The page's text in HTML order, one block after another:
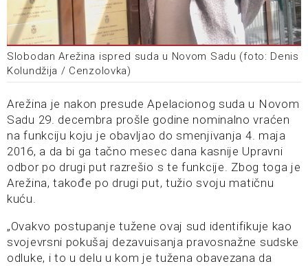
Slobodan Arežina ispred suda u Novom Sadu (foto: Denis
Kolundžija / Cenzolovka)
Arežina je nakon presude Apelacionog suda u Novom
Sadu 29. decembra prošle godine nominalno vraćen
na funkciju koju je obavljao do smenjivanja 4. maja
2016, a da bi ga tačno mesec dana kasnije Upravni
odbor po drugi put razrešio s te funkcije. Zbog toga je
Arežina, takođe po drugi put, tužio svoju matičnu
kuću.
„Ovakvo postupanje tužene ovaj sud identifikuje kao
svojevrsni pokušaj dezavuisanja pravosnažne sudske
odluke, i to u delu u kom je tužena obavezana da